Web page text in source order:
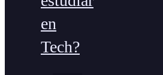
en
Tech?